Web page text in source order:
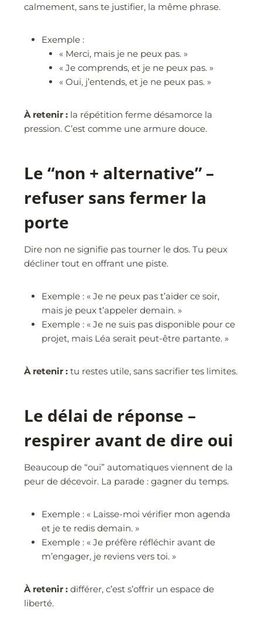
calmement, sans te justifier, la même phrase.
Exemple :
« Merci, mais je ne peux pas. »
« Je comprends, et je ne peux pas. »
« Oui, j’entends, et je ne peux pas. »
À retenir : la répétition ferme désamorce la
pression. C’est comme une armure douce.
Le “non + alternative” –
refuser sans fermer la
porte
Dire non ne signifie pas tourner le dos. Tu peux
décliner tout en offrant une piste.
Exemple : « Je ne peux pas t’aider ce soir,
mais je peux t’appeler demain. »
Exemple : « Je ne suis pas disponible pour ce
projet, mais Léa serait peut-être partante. »
À retenir :tu restes utile, sans sacrifier tes limites.
Le délai de réponse –
respirer avant de dire oui
Beaucoup de “oui” automatiques viennent de la
peur de décevoir. La parade : gagner du temps.
Exemple : « Laisse-moi vérifier mon agenda
et je te redis demain. »
Exemple : « Je préfère réfléchir avant de
m’engager, je reviens vers toi. »
À retenir :différer, c’est s’offrir un espace de
liberté.